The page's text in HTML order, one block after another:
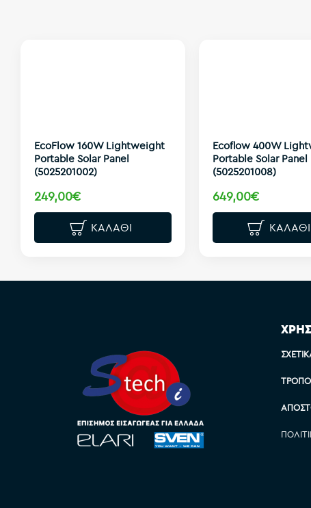
EcoFlow 160W Lightweight
Portable Solar Panel
(5025201002)
249,00€
ΚΑΛΆΘΙ
Ecoflow 400W
Portable Solar Panel
(5025201008)
649,00€
ΚΑΛΆΘΙ